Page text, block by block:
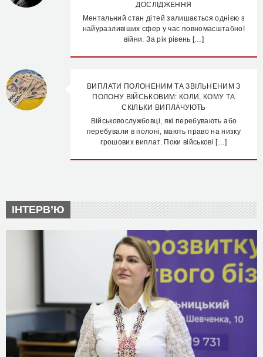
ДОСЛІДЖЕННЯ
Ментальний стан дітей залишається однією з
найуразливіших сфер у час повномасштабної
війни. За рік рівень […]
ВИПЛАТИ ПОЛОНЕНИМ ТА ЗВІЛЬНЕНИМ З
ПОЛОНУ ВІЙСЬКОВИМ: КОЛИ, КОМУ ТА
СКІЛЬКИ ВИПЛАЧУЮТЬ
Військовослужбовці, які перебувають або
перебували в полоні, мають право на низку
грошових виплат. Поки військові […]
ІНТЕРВ’Ю